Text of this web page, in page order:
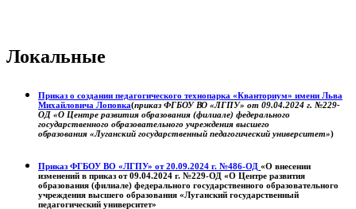
Локальные
Приказ о создании педагогического технопарка «Кванториум» имени Льва
Михайловича Лоповка(приказ ФГБОУ ВО «ЛГПУ» от 09.04.2024 г. №229-
ОД «О Центре развития образования (филиале) федерального
государственного образовательного учреждения высшего
образования «Луганский государственный педагогический университет»)
Приказ ФГБОУ ВО «ЛГПУ» от 20.09.2024 г. №486-ОД «О внесении
изменений в приказ от 09.04.2024 г. №229-ОД «О Центре развития
образования (филиале) федерального государственного образовательного
учреждения высшего образования «Луганский государственный
педагогический университет»